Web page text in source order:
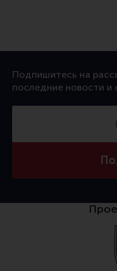
Подпишитесь на
последние новости и